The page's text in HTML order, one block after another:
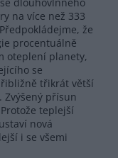
na více než 333
že
procentuálně
oteplení planety,
se
třikrát větší
Zvýšený přísun
teplejší
nová
i se všemi